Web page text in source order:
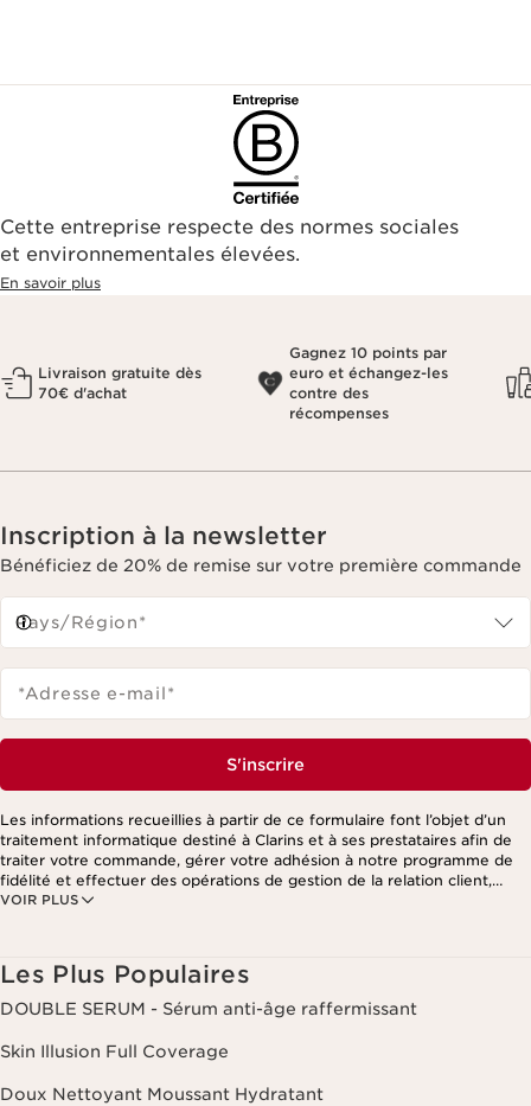
Cette entreprise respecte des normes sociales
et environnementales élevées.
En savoir plus
Livraison gratuite dès
70€ d'achat
Gagnez 10 points par
euro et échangez-les
contre des
récompenses
Inscription à la newsletter
Bénéficiez de 20% de remise sur votre première commande
Pays/Région*
*Adresse e-mail*
S'inscrire
VOIR PLUS
Les informations recueillies à partir de ce formulaire font l’objet d’un
traitement informatique destiné à Clarins et à ses prestataires afin de
traiter votre commande, gérer votre adhésion à notre programme de
fidélité et effectuer des opérations de gestion de la relation client,
notamment pour vous adresser des offres personnalisées en fonction
Les Plus Populaires
DOUBLE SERUM - Sérum anti-âge raffermissant
Skin Illusion Full Coverage
Doux Nettoyant Moussant Hydratant